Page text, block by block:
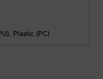
Plastic (PC)